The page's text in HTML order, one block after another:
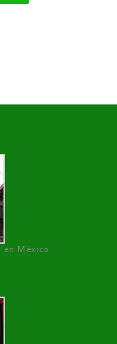
en México